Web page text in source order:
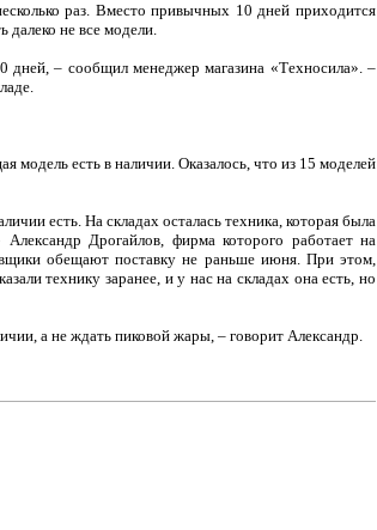
раз. Вместо привычных 10 дней приходится
далеко не все модели.
– сообщил менеджер магазина «Техносила». –
модель есть в наличии. Оказалось, что из 15 моделей
есть. На складах осталась техника, которая была
Дрогайлов, фирма которого работает на
обещают поставку не раньше июня. При этом,
технику заранее, и у нас на складах она есть, но
а не ждать пиковой жары, – говорит Александр.